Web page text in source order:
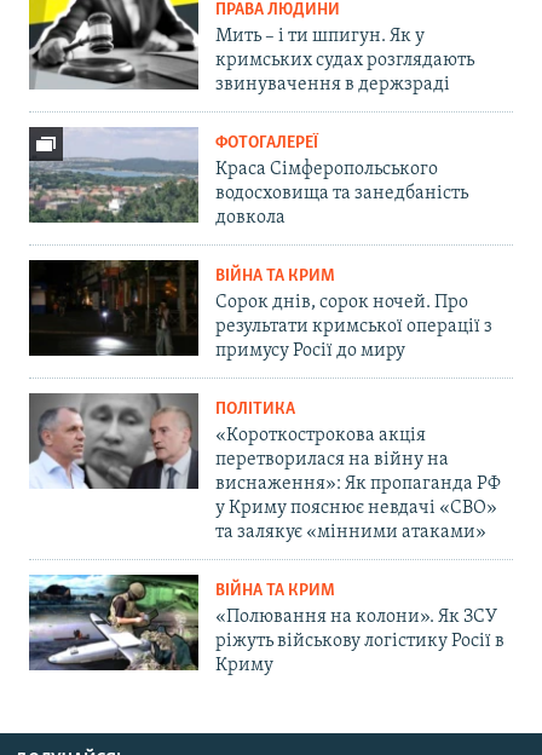
ПРАВА ЛЮДИНИ
Мить – і ти шпигун. Як у
кримських судах розглядають
звинувачення в держзраді
ФОТОГАЛЕРЕЇ
Краса Сімферопольського
водосховища та занедбаність
довкола
ВІЙНА ТА КРИМ
Сорок днів, сорок ночей. Про
результати кримської операції з
примусу Росії до миру
ПОЛІТИКА
«Короткострокова акція
перетворилася на війну на
виснаження»: Як пропаганда РФ
у Криму пояснює невдачі «СВО»
та залякує «мінними атаками»
ВІЙНА ТА КРИМ
«Полювання на колони». Як ЗСУ
ріжуть військову логістику Росії в
Криму